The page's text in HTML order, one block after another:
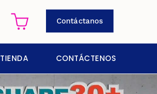
Contáctanos
TIENDA CONTÁCTENOS